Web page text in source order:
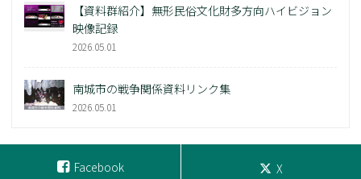
【資料群紹介】無形民俗文化財多方向ハイビジョン
映像記録
2026.05.01
南城市の戦争関係資料リンク集
2026.05.01
Facebook X